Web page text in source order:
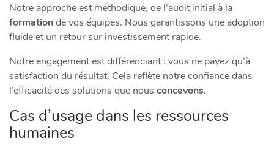
Notre approche est méthodique, de l’audit initial à la
formationde vos équipes. Nous garantissons une adoption
fluide et un retour sur investissement rapide.
Notre engagement est différenciant : vous ne payez qu’à
satisfaction du résultat. Cela reflète notre confiance dans
l’efficacité des solutions que nous concevons.
Cas d’usage dans les ressources
humaines